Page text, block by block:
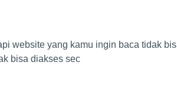
website yang kamu ingin baca tidak
bisa diakses sec